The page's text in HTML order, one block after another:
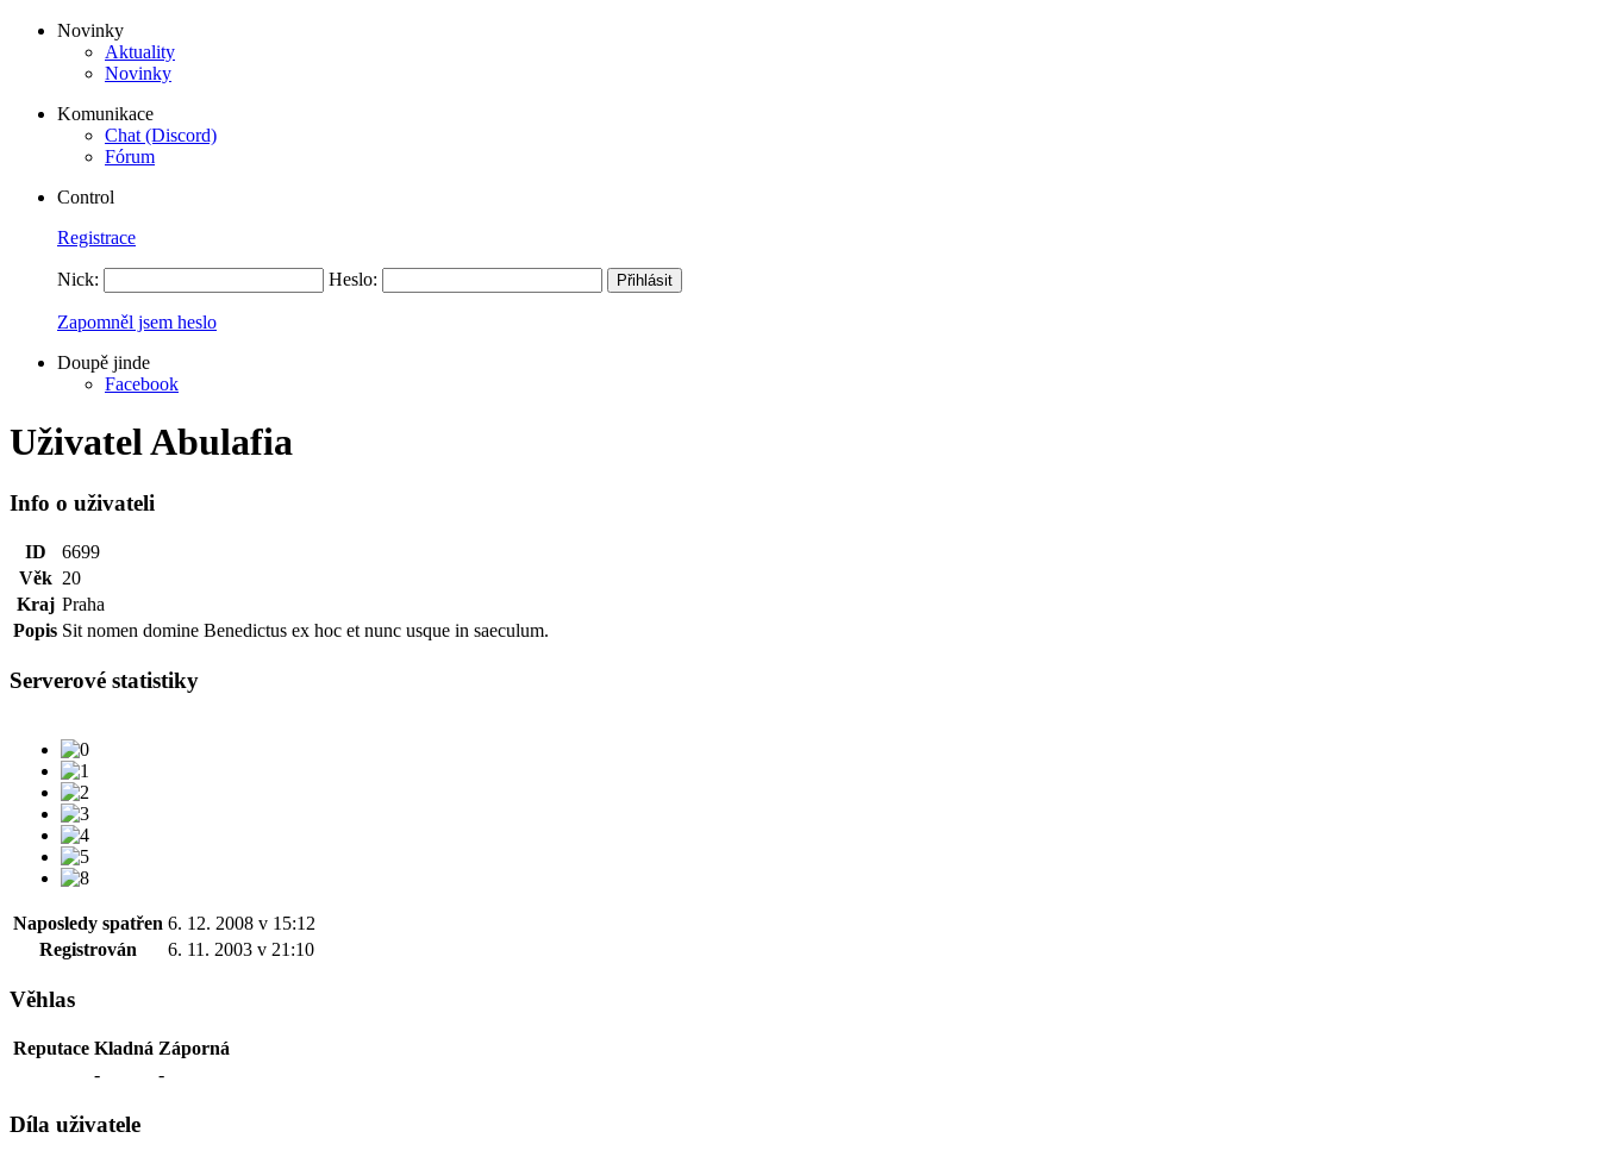
Novinky
Aktuality
Novinky
Komunikace
Chat (Discord)
Fórum
Control
Registrace
Nick: Heslo:
Zapomněl jsem heslo
Doupě jinde
Facebook
Uživatel Abulafia
Info o uživateli
ID
6699
Věk 20
Kraj Praha
Popis Sit nomen domine Benedictus ex hoc et nunc usque in saeculum.
Serverové statistiky
Naposledy spatřen 6. 12. 2008 v 15:12
Registrován
6. 11. 2003 v 21:10
Věhlas
Reputace Kladná Záporná
-
-
Díla uživatele